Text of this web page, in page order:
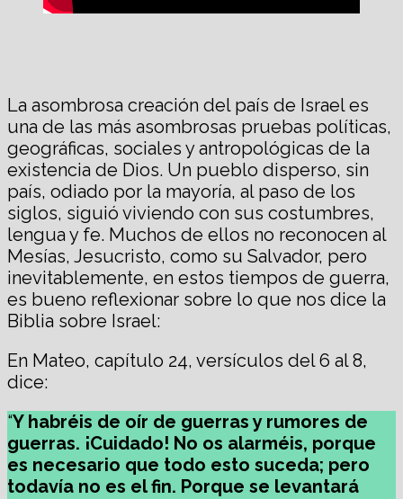
La asombrosa creación del país de Israel es
una de las más asombrosas pruebas políticas,
geográficas, sociales y antropológicas de la
existencia de Dios. Un pueblo disperso, sin
país, odiado por la mayoría, al paso de los
siglos, siguió viviendo con sus costumbres,
lengua y fe. Muchos de ellos no reconocen al
Mesías, Jesucristo, como su Salvador, pero
inevitablemente, en estos tiempos de guerra,
es bueno reflexionar sobre lo que nos dice la
Biblia sobre Israel:
En Mateo, capítulo 24, versículos del 6 al 8,
dice:
“Y habréis de oír de guerras y rumores de
guerras. ¡Cuidado! No os alarméis, porque
es necesario que todo esto suceda; pero
todavía no es el fin. Porque se levantará